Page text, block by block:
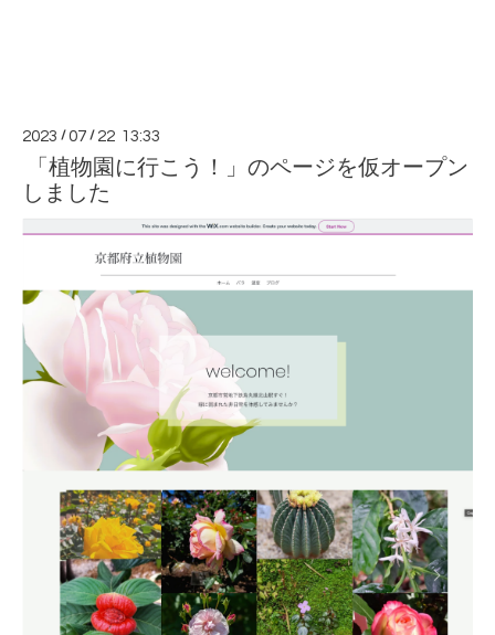
2023 /07 / 22 13:33
「植物園に行こう！」のページを仮オープン
しました